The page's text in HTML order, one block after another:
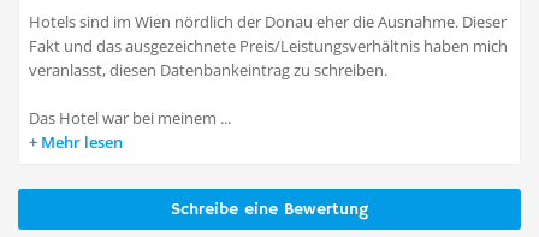
Hotels sind im Wien nördlich der Donau eher die Ausnahme. Dieser
Fakt und das ausgezeichnete Preis/Leistungsverhältnis haben mich
veranlasst, diesen Datenbankeintrag zu schreiben.
Das Hotel war bei meinem ...
Mehr lesen
Schreibe eine Bewertung